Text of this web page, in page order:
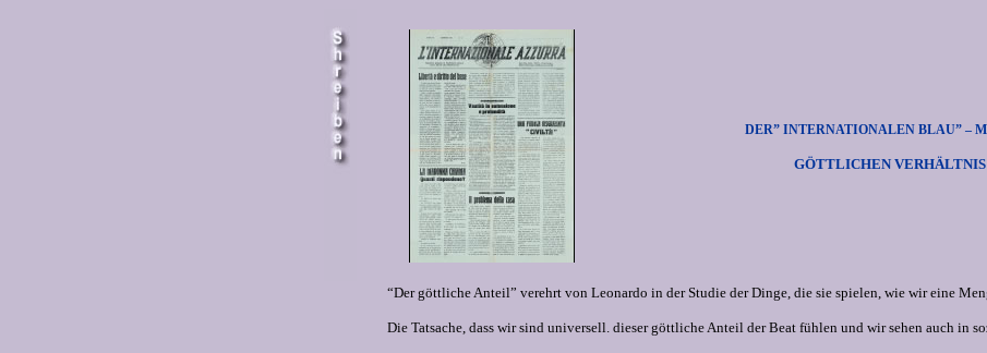
DER” INTERNATIONALEN BLAU” –
GÖTTLICHEN VERHÄLTNIS
“Der göttliche Anteil” verehrt von Leonardo in der Studie der Dinge, die sie spielen, wie wir eine
Die Tatsache, dass wir sind universell. dieser göttliche Anteil der Beat fühlen und wir sehen auch in